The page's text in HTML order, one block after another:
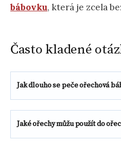
bábovku, která je zcela
Často kladené
Jak dlouho se peče ořechová
Jaké ořechy můžu použít do